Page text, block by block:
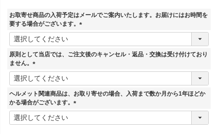
お取寄せ商品の入荷予定はメールでご案内いたします。お届けにはお時間を
要する場合がございます。
(
須
原則として当店では、ご注文後のキャンセル・返品・交換は受け付けており
ません。
(
必
須
)
ヘルメット関連商品は、お取り寄せの場合、入荷まで数か月から1年ほどか
かる場合がございます。
(